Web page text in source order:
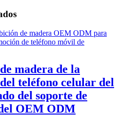
madera de la
teléfono celular del
del soporte de
OEM ODM